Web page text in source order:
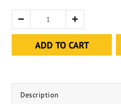
ADD TO CART
Description